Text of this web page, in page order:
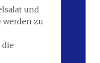
und
werden zu